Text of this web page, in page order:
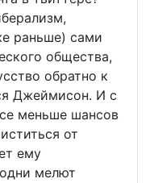
раньше) сами
общества,
обратно к
Джеймисон. И с
меньше шансов
от
ему
мелют